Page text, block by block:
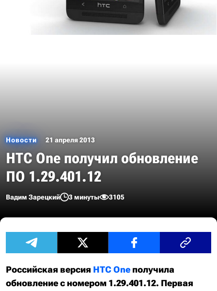
Новости 21 апреля 2013
HTC One получил обновление
ПО 1.29.401.12
Вадим Зарецкий 3 минуты 3105
Российская версия HTC One получила
обновление с номером 1.29.401.12. Первая